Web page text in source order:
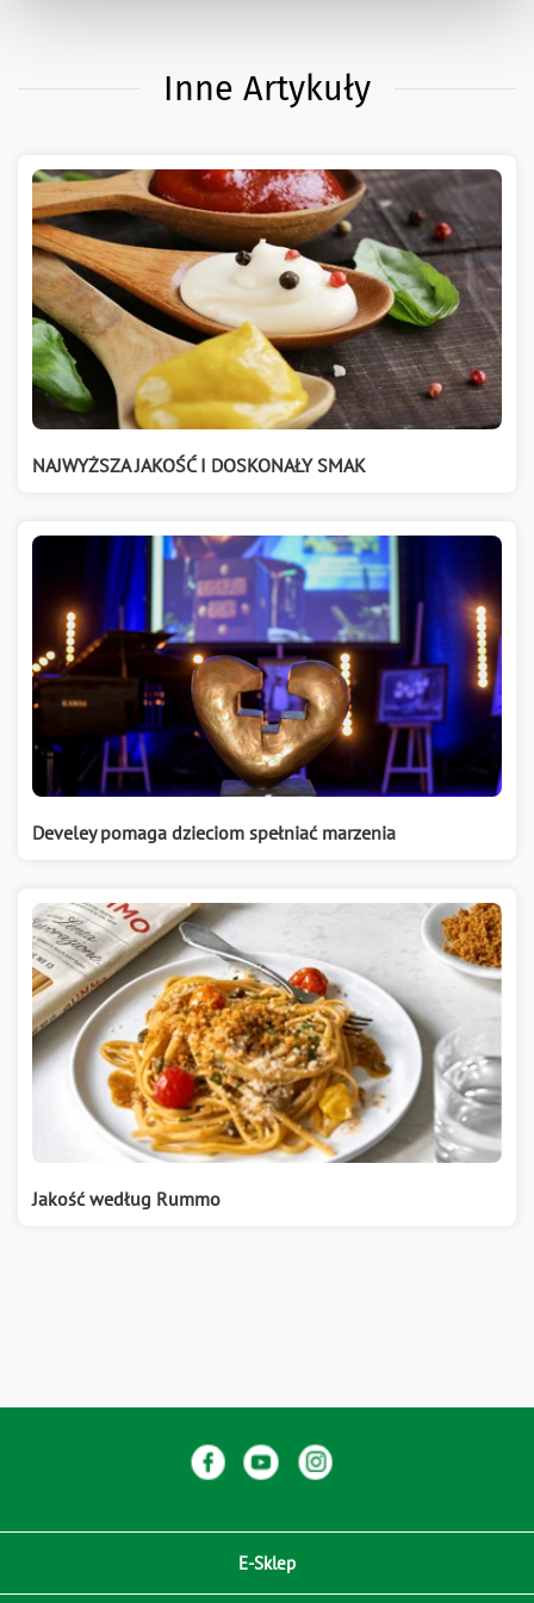
Inne Artykuły
NAJWYŻSZA JAKOŚĆ I DOSKONAŁY SMAK
Develey pomaga dzieciom spełniać marzenia
Jakość według Rummo
E-Sklep